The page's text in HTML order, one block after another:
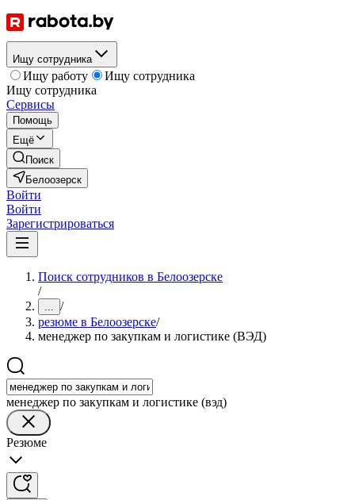
Ищу сотрудника
Ищу работу
Ищу сотрудника
Ищу сотрудника
Сервисы
Помощь
Ещё
Поиск
Белоозерск
Войти
Войти
Зарегистрироваться
Поиск сотрудников в Белоозерске
/
... /
резюме в Белоозерске/
менеджер по закупкам и логистике (ВЭД)
менеджер по закупкам и логистике (вэд)
Резюме